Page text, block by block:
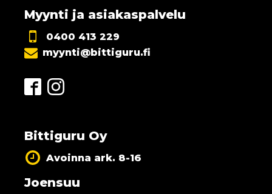
Myynti ja asiakaspalvelu
0400 413 229
myynti@bittiguru.fi
Bittiguru Oy
Avoinna ark. 8-16
Joensuu